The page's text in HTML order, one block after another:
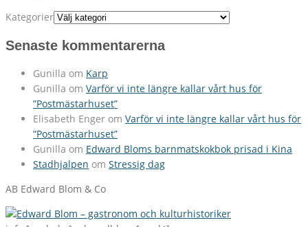
Kategorier
Senaste kommentarerna
Gunilla om Karp
Gunilla om Varför vi inte längre kallar vårt hus för
”Postmästarhuset”
Elisabeth Enger om Varför vi inte längre kallar vårt hus för
”Postmästarhuset”
Gunilla om Edward Bloms barnmatskokbok prisad i Kina
Stadhjalpen om Stressig dag
AB Edward Blom & Co